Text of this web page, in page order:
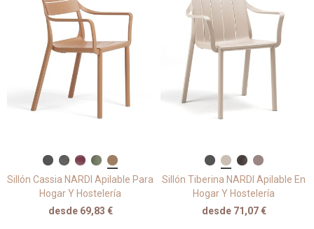
Sillón Cassia NARDI Apilable Para
Hogar Y Hostelería
desde 69,83 €
Sillón Tiberina NARDI Apilable En
Hogar Y Hostelería
desde 71,07 €